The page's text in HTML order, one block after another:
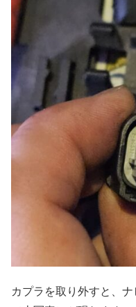
カプラを取り外すと、